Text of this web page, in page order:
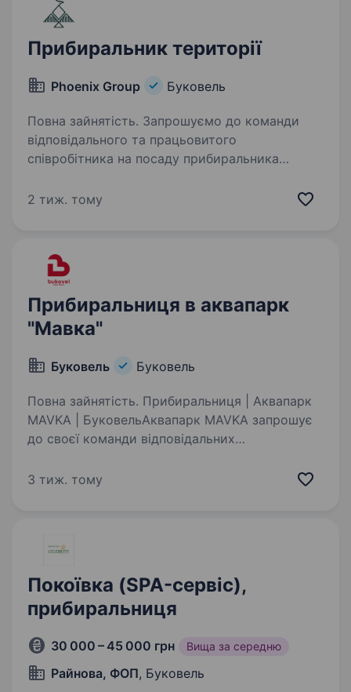
Прибиральник території
Phoenix Group Буковель
Повна зайнятість. Запрошуємо до команди
відповідального та працьовитого
співробітника на посаду прибиральника
основі; Проживання та харчування за рахунок
2 тиж. тому
Прибиральниця в аквапарк
"Мавка"
Буковель Буковель
Повна зайнятість. Прибиральниця | Аквапарк
MAVKA | БуковельАквапарк MAVKA запрошує
до своєї команди відповідальних
прибиральниці. Ми шукаємо людей, які
3 тиж. тому
Покоївка (SPA-сервіс),
прибиральниця
30 000 – 45 000 грн Вища за середню
Райнова, ФОП, Буковель